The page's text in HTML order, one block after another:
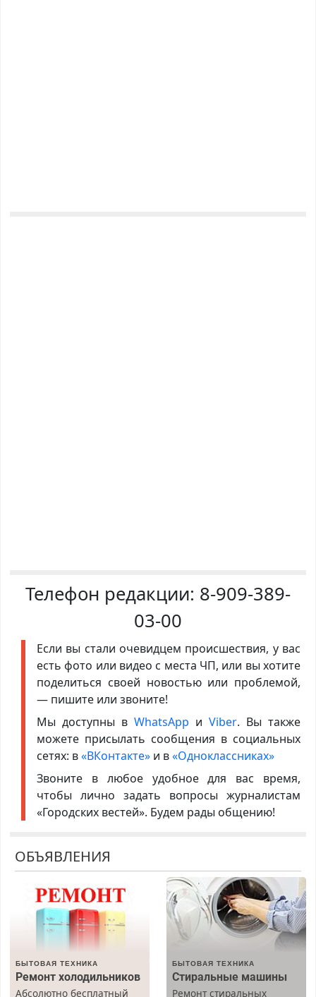
Телефон редакции: 8-909-389-
03-00
Если вы стали очевидцем происшествия, у вас
есть фото или видео с места ЧП, или вы хотите
поделиться своей новостью или проблемой,
— пишите или звоните!
Мы доступны в WhatsApp иViber. Вы также
можете присылать сообщения в социальных
сетях: в«ВКонтакте»и в«Одноклассниках»
Звоните в любое удобное для вас время,
чтобы лично задать вопросы журналистам
«Городских вестей». Будем рады общению!
ОБЪЯВЛЕНИЯ
БЫТОВАЯ ТЕХНИКА
Ремонт холодильников
Абсолютно бесплатный
БЫТОВАЯ ТЕХНИКА
Стиральные машины
Ремонт стиральных